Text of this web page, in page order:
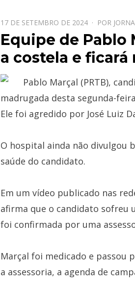
PPOSTADO
EM
17 DE SETEMBRO DE 2024 POR
Equipe de Pablo
a costela e
Pablo Marçal (PRTB),
madrugada desta segunda-
Ele foi agredido por José Luiz
O hospital ainda não divulgou
saúde do candidato.
Em um vídeo publicado nas
afirma que o candidato sofreu
foi confirmada por uma
Marçal foi medicado e passou
a assessoria, a agenda de